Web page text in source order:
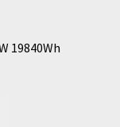
19840Wh